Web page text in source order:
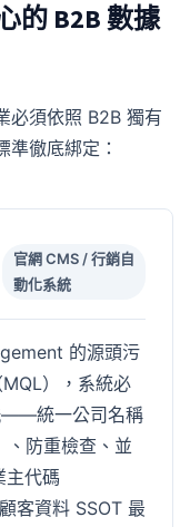
的 B2B 數據
必須依照 B2B 獨有
徹底綁定：
官網 CMS / 行銷自
動化系統
的源頭污
），系統必
——統一公司名稱
、防重檢查、並
主代碼
客資料 SSOT 最